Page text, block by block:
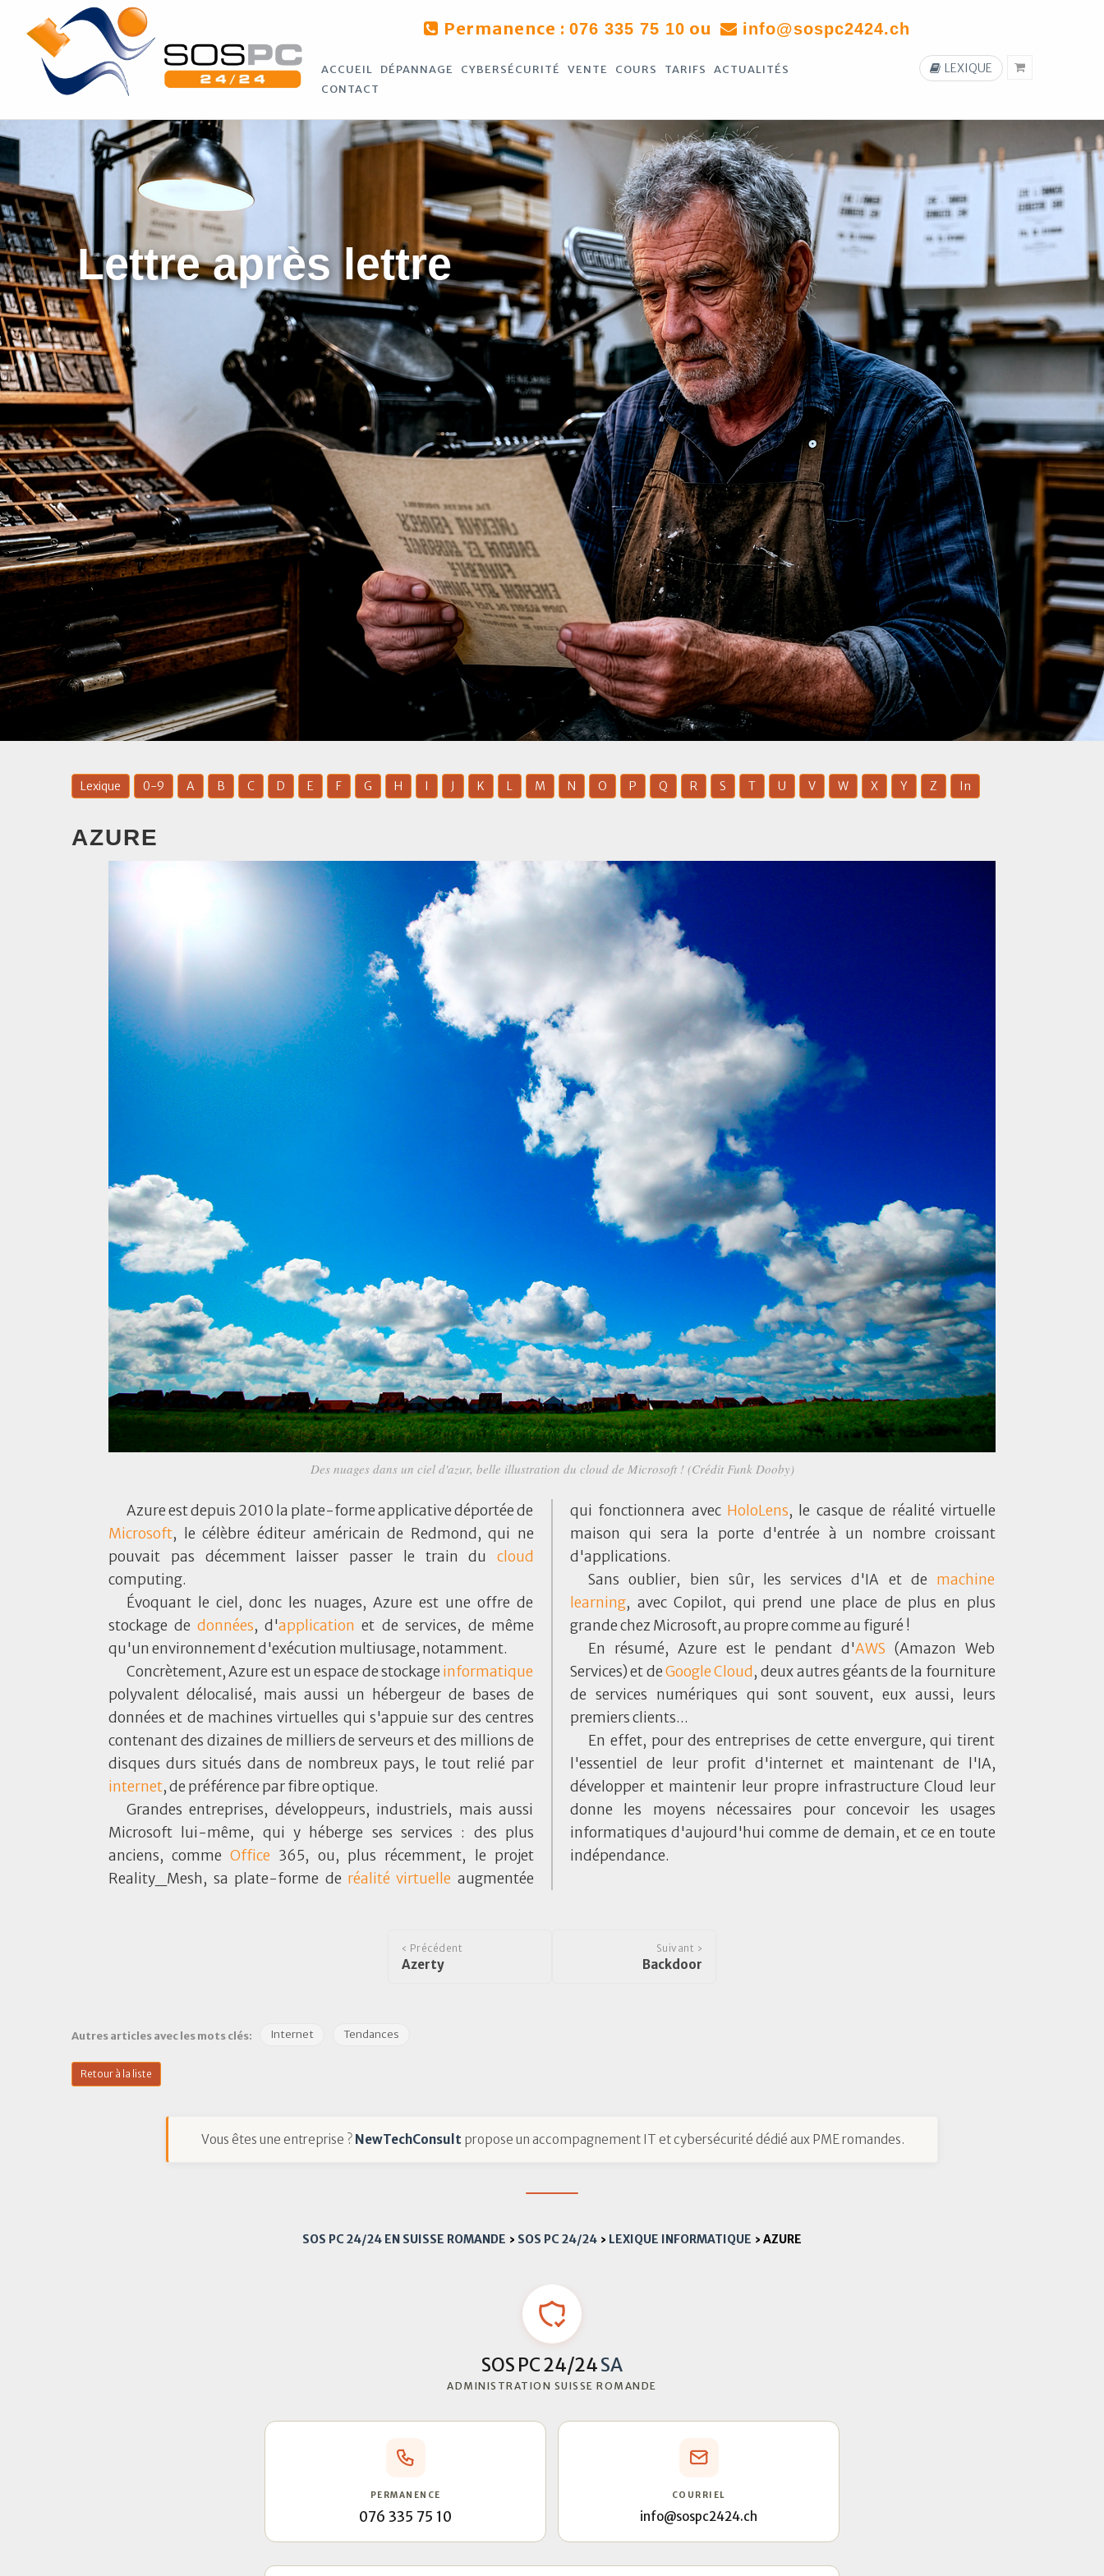
Permanence :076 335 75 10 ou info@sospc2424.ch
ACCUEIL DÉPANNAGE CYBERSÉCURITÉ VENTE COURS TARIFS
ACTUALITÉS
CONTACT
LEXIQUE
Lettre après lettre
Lexique 0-9 A B C D E F G H I J K L M N O P Q R S T U V W X Y Z In
AZURE
Des nuages dans un ciel d'azur, belle illustration du cloud de Microsoft ! (Crédit Funk Dooby)
Azure est depuis 2010 la plate-forme applicative déportée de
Microsoft, le célèbre éditeur américain de Redmond, qui ne
pouvait pas décemment laisser passer le train du cloud
computing.
Évoquant le ciel, donc les nuages, Azure est une offre de
stockage de données, d'application et de services, de même
qu'un environnement d'exécution multiusage, notamment.
Concrètement, Azure est un espace de stockage informatique
polyvalent délocalisé, mais aussi un hébergeur de bases de
données et de machines virtuelles qui s'appuie sur des centres
contenant des dizaines de milliers de serveurs et des millions de
disques durs situés dans de nombreux pays, le tout relié par
internet, de préférence par fibre optique.
Grandes entreprises, développeurs, industriels, mais aussi
Microsoft lui-même, qui y héberge ses services : des plus
anciens, comme Office 365, ou, plus récemment, le projet
Reality_Mesh, sa plate-forme de réalité virtuelle augmentée
qui fonctionnera avec HoloLens, le casque de réalité virtuelle
maison qui sera la porte d'entrée à un nombre croissant
d'applications.
Sans oublier, bien sûr, les services d'IA et de machine
learning, avec Copilot, qui prend une place de plus en plus
grande chez Microsoft, au propre comme au figuré !
En résumé, Azure est le pendant d'AWS (Amazon Web
Services) et deGoogleCloud , deux autres géants de la fourniture
de services numériques qui sont souvent, eux aussi, leurs
premiers clients...
En effet, pour des entreprises de cette envergure, qui tirent
l'essentiel de leur profit d'internet et maintenant de l'IA,
développer et maintenir leur propre infrastructure Cloud leur
donne les moyens nécessaires pour concevoir les usages
informatiques d'aujourd'hui comme de demain, et ce en toute
indépendance.
‹ Précédent
Azerty
Suivant ›
Backdoor
Autres articles avec les mots clés: Internet Tendances
Retour à la liste
Vous êtes une entreprise ? NewTechConsult propose un accompagnement IT et cybersécurité dédié aux PME romandes.
SOS PC 24/24 EN SUISSE ROMANDE › SOS PC 24/24 › LEXIQUE INFORMATIQUE › AZURE
SOS PC 24/24SA
ADMINISTRATION SUISSE ROMANDE
PERMANENCE
076 335 75 10
COURRIEL
info@sospc2424.ch